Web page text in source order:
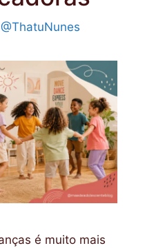
@ThatuNunes
é muito mais